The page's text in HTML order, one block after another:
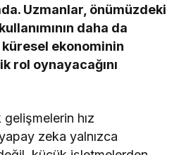
Uzmanlar, önümüzdeki
daha da
küresel ekonominin
rol oynayacağını
hız
zeka yalnızca